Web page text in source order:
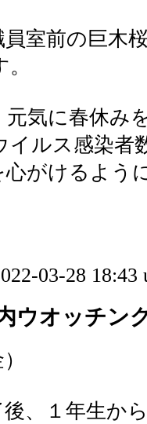
室前の巨木
気に春休み
イルス感染者
心がけるよう
03-28 18:43
ウオッチン
、１年生か